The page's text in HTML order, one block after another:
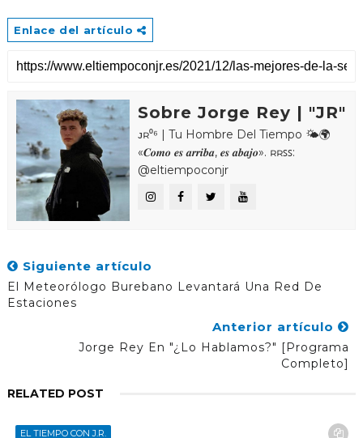
Enlace del artículo
Sobre Jorge Rey | "JR"
ᴊʀ⁰⁶ | Tu Hombre Del Tiempo 🌤🌍
«𝑪𝒐𝒎𝒐 𝒆𝒔 𝒂𝒓𝒓𝒊𝒃𝒂, 𝒆𝒔 𝒂𝒃𝒂𝒋𝒐». ʀʀꜱꜱ:
@eltiempoconjr
Siguiente artículo
El Meteorólogo Burebano Levantará Una Red De
Estaciones
Anterior artículo
Jorge Rey En "¿Lo Hablamos?" [programa
Completo]
RELATED POST
EL TIEMPO CON J.R.